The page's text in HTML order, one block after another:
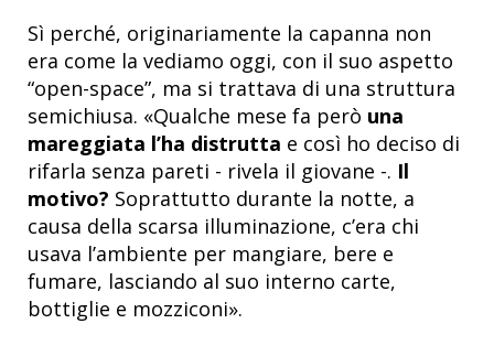
Sì perché, originariamente la capanna non
era come la vediamo oggi, con il suo aspetto
“open-space”, ma si trattava di una struttura
semichiusa. «Qualche mese fa però una
mareggiata l’ha distrutta e così ho deciso di
rifarla senza pareti - rivela il giovane -. Il
motivo? Soprattutto durante la notte, a
causa della scarsa illuminazione, c’era chi
usava l’ambiente per mangiare, bere e
fumare, lasciando al suo interno carte,
bottiglie e mozziconi».